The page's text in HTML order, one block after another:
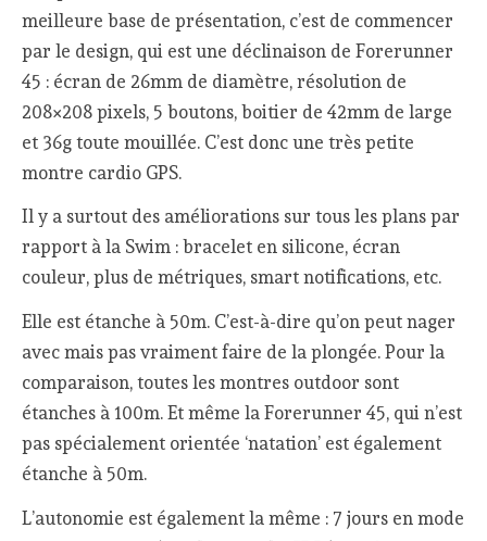
meilleure base de présentation, c’est de commencer
par le design, qui est une déclinaison de Forerunner
45 : écran de 26mm de diamètre, résolution de
208×208 pixels, 5 boutons, boitier de 42mm de large
et 36g toute mouillée. C’est donc une très petite
montre cardio GPS.
Il y a surtout des améliorations sur tous les plans par
rapport à la Swim : bracelet en silicone, écran
couleur, plus de métriques, smart notifications, etc.
Elle est étanche à 50m. C’est-à-dire qu’on peut nager
avec mais pas vraiment faire de la plongée. Pour la
comparaison, toutes les montres outdoor sont
étanches à 100m. Et même la Forerunner 45, qui n’est
pas spécialement orientée ‘natation’ est également
étanche à 50m.
L’autonomie est également la même : 7 jours en mode